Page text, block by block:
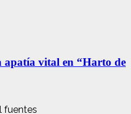
apatía vital en “Harto de